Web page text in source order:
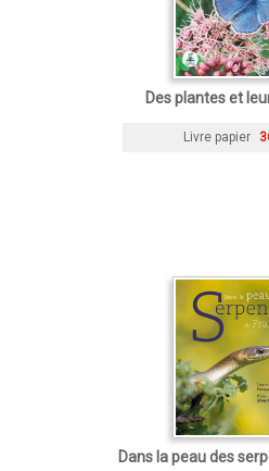
Des plantes et
Livre papier
Dans la peau des